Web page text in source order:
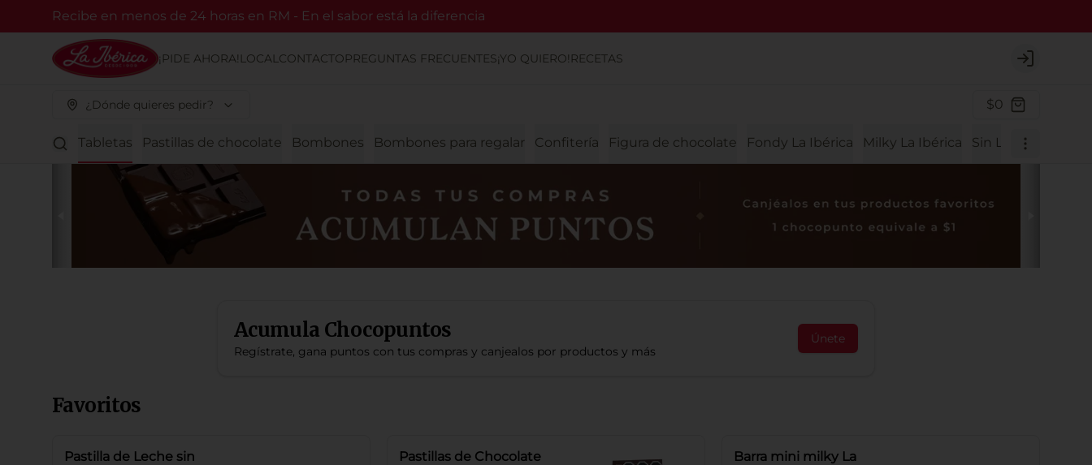
Recibe en menos de 24 horas en RM - En el sabor está la diferencia
¡PIDE AHORA! LOCALCONTACTOPREGUNTAS FRECUENTES¡YO QUIERO! RECETAS Login
¿Dónde quieres pedir? $0
chocolate Tabletas Pastillas de chocolate Bombones Bombones para regalar Confitería Figura de chocolate Fondy La Ibérica Milky La Ibérica Sin Lactosa
Acumula Chocopuntos
Regístrate, gana puntos con tus compras y canjealos por productos y más
Únete
Favoritos
Pastilla de Leche sin
Pastillas de Chocolate
Barra mini milky La